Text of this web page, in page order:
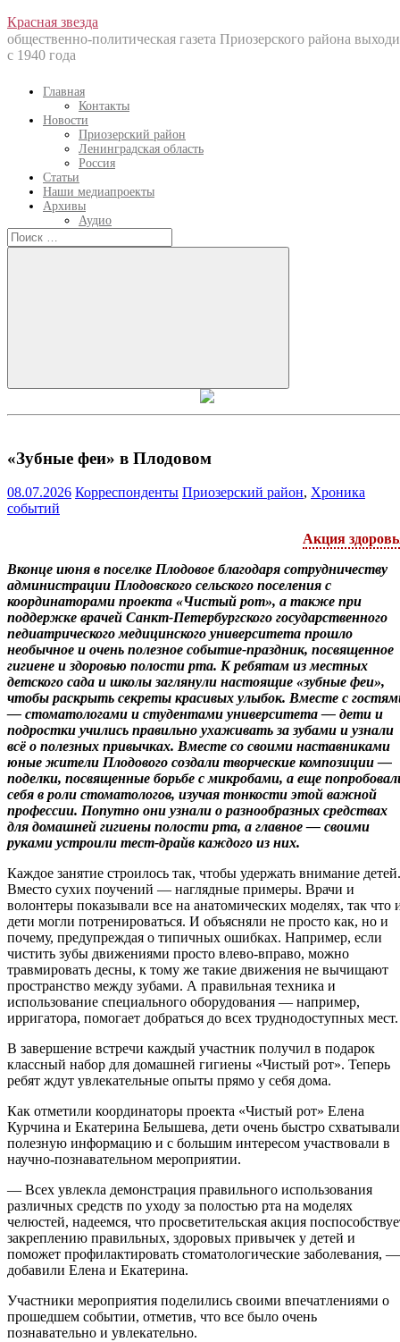
Перейти
к
содержанию
Красная звезда
общественно-политическая газета Приозерского района
с 1940 года
Главная
Контакты
Новости
Приозерский район
Ленинградская область
Россия
Статьи
Наши медиапроекты
Архивы
Аудио
Искать:
Искать
«Зубные феи» в Плодовом
08.07.2026 Корреспонденты Приозерский район, Хроника
событий
Акция
Вконце июня в поселке Плодовое благодаря сотрудничеству
администрации Плодовского сельского поселения с
координаторами проекта «Чистый рот», а также при
поддержке врачей Санкт-Петербургского государственного
педиатрического медицинского университета прошло
необычное и очень полезное событие-праздник, посвященное
гигиене и здоровью полости рта. К ребятам из местных
детского сада и школы заглянули настоящие «зубные феи»,
чтобы раскрыть секреты красивых улыбок. Вместе с
— стоматологами и студентами университета — дети и
подростки учились правильно ухаживать за зубами и узнали
всё о полезных привычках. Вместе со своими наставниками
юные жители Плодового создали творческие композиции —
поделки, посвященные борьбе с микробами, а еще
себя в роли стоматологов, изучая тонкости этой важной
профессии. Попутно они узнали о разнообразных средствах
для домашней гигиены полости рта, а главное — своими
руками устроили тест-драйв каждого из них.
Каждое занятие строилось так, чтобы удержать внимание детей.
Вместо сухих поучений — наглядные примеры. Врачи и
волонтеры показывали все на анатомических моделях, так что
дети могли потренироваться. И объясняли не просто как, но и
почему, предупреждая о типичных ошибках. Например, если
чистить зубы движениями просто влево-вправо, можно
травмировать десны, к тому же такие движения не вычищают
пространство между зубами. А правильная техника и
использование специального оборудования — например,
ирригатора, помогает добраться до всех труднодоступных мест.
В завершение встречи каждый участник получил в подарок
классный набор для домашней гигиены «Чистый рот». Теперь
ребят ждут увлекательные опыты прямо у себя дома.
Как отметили координаторы проекта «Чистый рот» Елена
Курчина и Екатерина Белышева, дети очень быстро схватывали
полезную информацию и с большим интересом участвовали в
научно-познавательном мероприятии.
— Всех увлекла демонстрация правильного использования
различных средств по уходу за полостью рта на моделях
челюстей, надеемся, что просветительская акция
закреплению правильных, здоровых привычек у детей и
поможет профилактировать стоматологические заболевания, —
добавили Елена и Екатерина.
Участники мероприятия поделились своими впечатлениями о
прошедшем событии, отметив, что все было очень
познавательно и увлекательно.